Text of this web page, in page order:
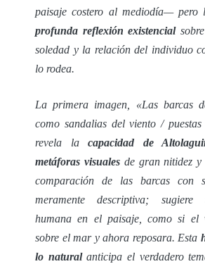
paisaje costero al mediodía— pero
profunda reflexión existencial
soledad y la relación del individuo
lo rodea.
La primera imagen, «Las barcas
como sandalias del viento /
revela la capacidad de
metáforas visualesde gran nitidez y
comparación de las barcas con
meramente descriptiva; sugiere
humana en el paisaje, como si el
sobre el mar y ahora reposara. Esta
lo naturalanticipa el verdadero